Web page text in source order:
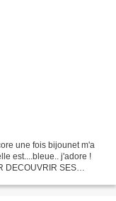
une fois bijounet m'a
est....bleue.. j'adore !
DECOUVRIR SES